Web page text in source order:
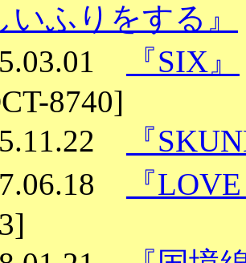
いふりをする』
『SIX』
8740]
『
『